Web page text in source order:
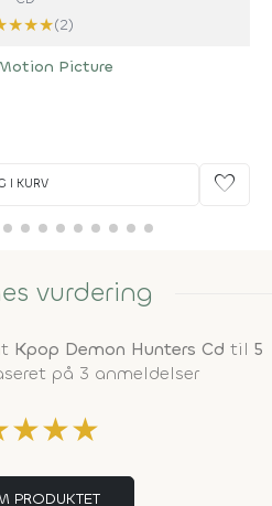
★★★(2)
Picture
I KURV favorite
vurdering
Kpop Demon Hunters Cd til 5
på 3 anmeldelser
★★★
PRODUKTET